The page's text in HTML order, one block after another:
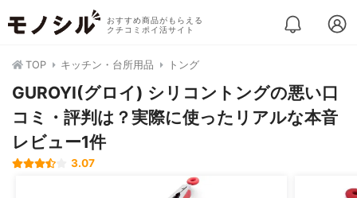
おすすめ商品がもらえる
クチコミポイ活サイト
TOP キッチン・台所用品 トング
GUROYI(グロイ) シリコントングの悪い口
コミ・評判は？実際に使ったリアルな本音
レビュー1件
3.07